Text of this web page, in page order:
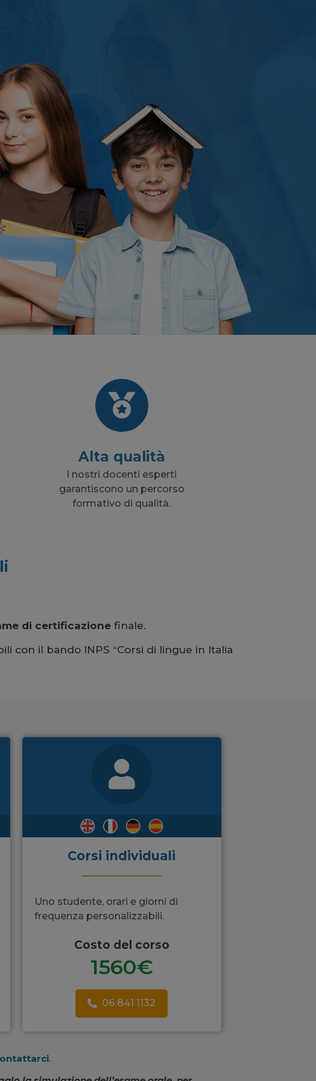
Alta qualità
I nostri docenti esperti
garantiscono un percorso
formativo di qualità.
di certificazione finale.
con il bando INPS “Corsi di lingue in Italia
Corsi individuali
Uno studente, orari e giorni di
frequenza personalizzabili.
Costo del corso
1560€
06 841 1132
.